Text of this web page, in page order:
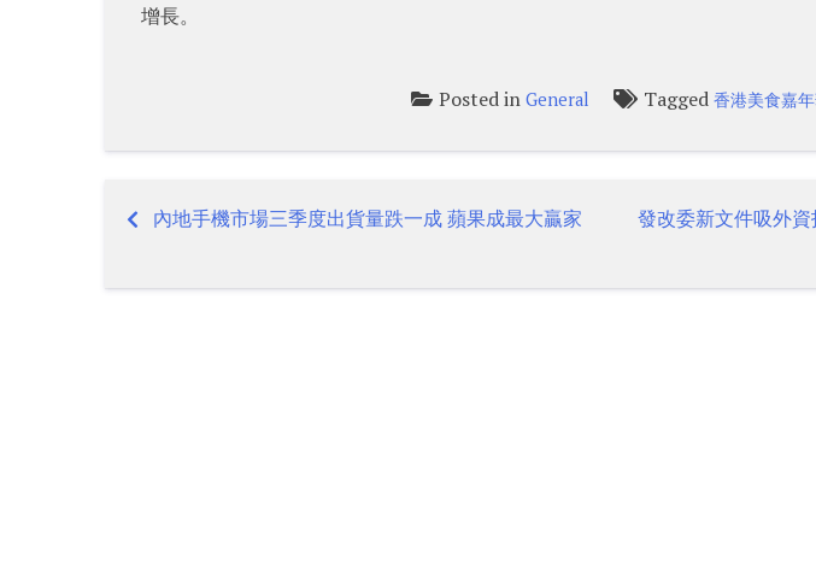
增長。
Posted inGeneral Tagged香港美食嘉
Post
navigation
內地手機市場三季度出貨量跌一成 蘋果成最大贏家
發改委新文件吸外